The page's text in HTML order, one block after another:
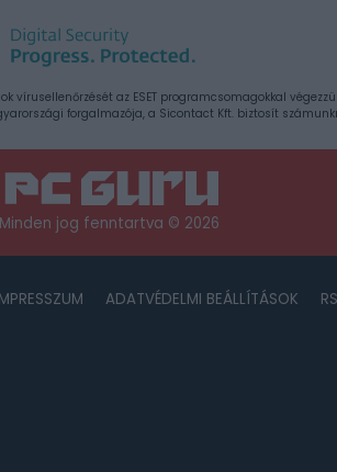
vírusellenőrzését az ESET programcsomagokkal
forgalmazója, a Sicontact Kft. biztosít
Minden jog fenntartva © 2026
ADATVÉDELMI BEÁLLÍTÁSOK